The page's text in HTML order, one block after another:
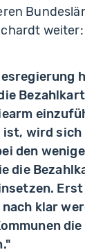
weiter:
ist, wird sich
den
die
klar